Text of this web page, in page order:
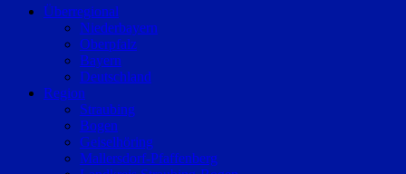
Überregional
Niederbayern
Oberpfalz
Bayern
Deutschland
Region
Straubing
Bogen
Geiselhöring
Mallersdorf-Pfaffenberg